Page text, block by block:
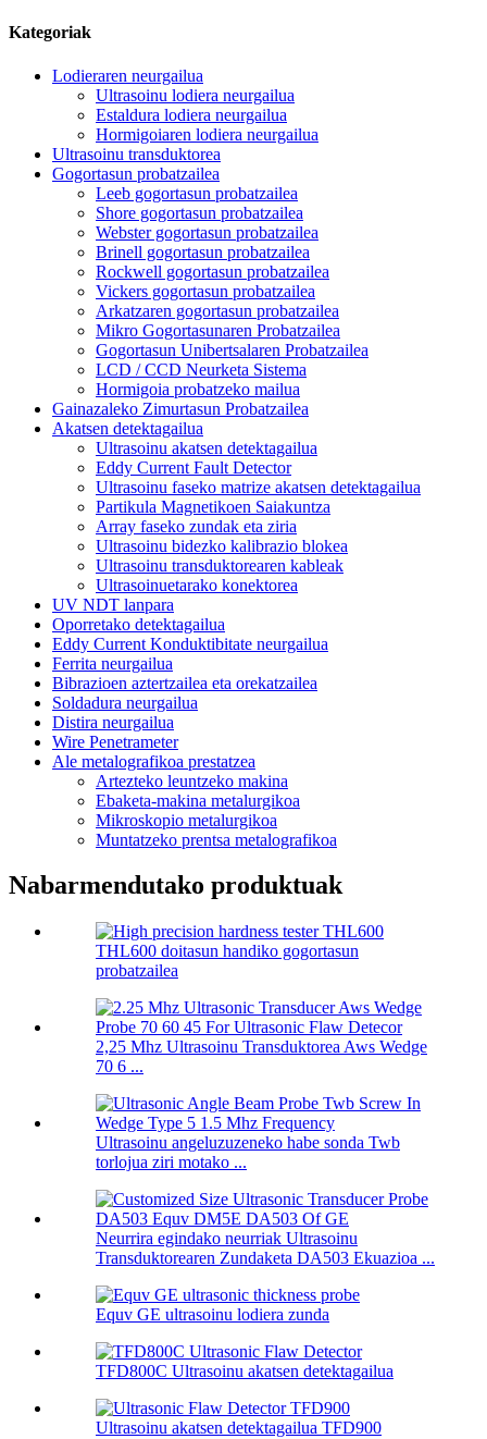
Kategoriak
Lodieraren neurgailua
Ultrasoinu lodiera neurgailua
Estaldura lodiera neurgailua
Hormigoiaren lodiera neurgailua
Ultrasoinu transduktorea
Gogortasun probatzailea
Leeb gogortasun probatzailea
Shore gogortasun probatzailea
Webster gogortasun probatzailea
Brinell gogortasun probatzailea
Rockwell gogortasun probatzailea
Vickers gogortasun probatzailea
Arkatzaren gogortasun probatzailea
Mikro Gogortasunaren Probatzailea
Gogortasun Unibertsalaren Probatzailea
LCD / CCD Neurketa Sistema
Hormigoia probatzeko mailua
Gainazaleko Zimurtasun Probatzailea
Akatsen detektagailua
Ultrasoinu akatsen detektagailua
Eddy Current Fault Detector
Ultrasoinu faseko matrize akatsen detektagailua
Partikula Magnetikoen Saiakuntza
Array faseko zundak eta ziria
Ultrasoinu bidezko kalibrazio blokea
Ultrasoinu transduktorearen kableak
Ultrasoinuetarako konektorea
UV NDT lanpara
Oporretako detektagailua
Eddy Current Konduktibitate neurgailua
Ferrita neurgailua
Bibrazioen aztertzailea eta orekatzailea
Soldadura neurgailua
Distira neurgailua
Wire Penetrameter
Ale metalografikoa prestatzea
Artezteko leuntzeko makina
Ebaketa-makina metalurgikoa
Mikroskopio metalurgikoa
Muntatzeko prentsa metalografikoa
Nabarmendutako produktuak
THL600 doitasun handiko gogortasun
probatzailea
2,25 Mhz Ultrasoinu Transduktorea Aws Wedge
70 6 ...
Ultrasoinu angeluzuzeneko habe sonda Twb
torlojua ziri motako ...
Neurrira egindako neurriak Ultrasoinu
Transduktorearen Zundaketa DA503 Ekuazioa ...
Equv GE ultrasoinu lodiera zunda
TFD800C Ultrasoinu akatsen detektagailua
Ultrasoinu akatsen detektagailua TFD900